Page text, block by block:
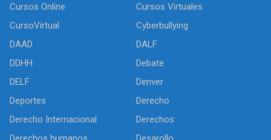
Cursos Online
Cursos Virtuales
CursoVirtual
Cyberbullying
DAAD
DALF
DDHH
Debate
DELF
Denver
Deportes
Derecho
Derecho Internacional
Derechos